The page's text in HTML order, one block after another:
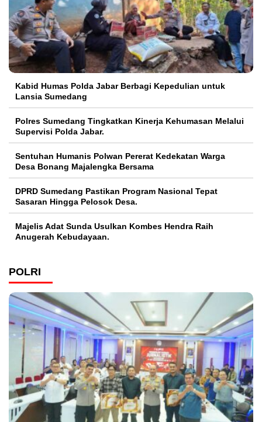
Kabid Humas Polda Jabar Berbagi Kepedulian untuk
Lansia Sumedang
Polres Sumedang Tingkatkan Kinerja Kehumasan Melalui
Supervisi Polda Jabar.
Sentuhan Humanis Polwan Pererat Kedekatan Warga
Desa Bonang Majalengka Bersama
DPRD Sumedang Pastikan Program Nasional Tepat
Sasaran Hingga Pelosok Desa.
Majelis Adat Sunda Usulkan Kombes Hendra Raih
Anugerah Kebudayaan.
POLRI